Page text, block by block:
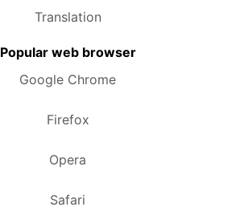
Translation
Popular web browser
Google Chrome
Firefox
Opera
Safari